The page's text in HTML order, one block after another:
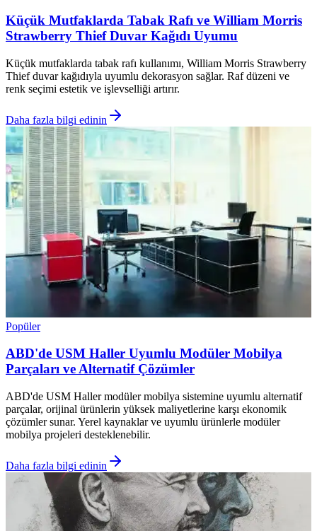
Küçük Mutfaklarda Tabak Rafı ve William Morris
Strawberry Thief Duvar Kağıdı Uyumu
Küçük mutfaklarda tabak rafı kullanımı, William Morris Strawberry
Thief duvar kağıdıyla uyumlu dekorasyon sağlar. Raf düzeni ve
renk seçimi estetik ve işlevselliği artırır.
Daha fazla bilgi edinin
Popüler
ABD'de USM Haller Uyumlu Modüler Mobilya
Parçaları ve Alternatif Çözümler
ABD'de USM Haller modüler mobilya sistemine uyumlu alternatif
parçalar, orijinal ürünlerin yüksek maliyetlerine karşı ekonomik
çözümler sunar. Yerel kaynaklar ve uyumlu ürünlerle modüler
mobilya projeleri desteklenebilir.
Daha fazla bilgi edinin